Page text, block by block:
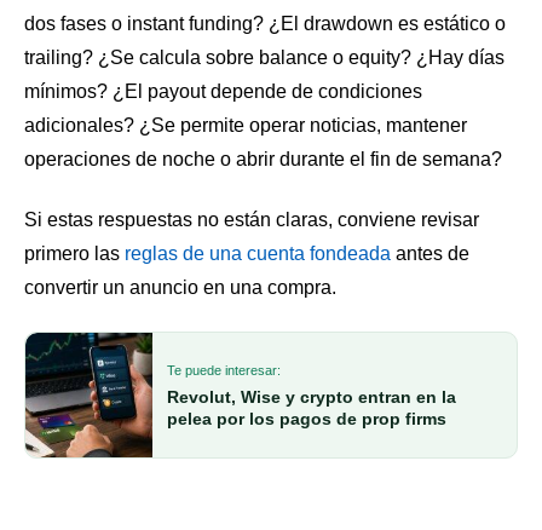
dos fases o instant funding? ¿El drawdown es estático o
trailing? ¿Se calcula sobre balance o equity? ¿Hay días
mínimos? ¿El payout depende de condiciones
adicionales? ¿Se permite operar noticias, mantener
operaciones de noche o abrir durante el fin de semana?
Si estas respuestas no están claras, conviene revisar
primero las reglas de una cuenta fondeada antes de
convertir un anuncio en una compra.
Te puede interesar:
Revolut, Wise y crypto entran en la
pelea por los pagos de prop firms